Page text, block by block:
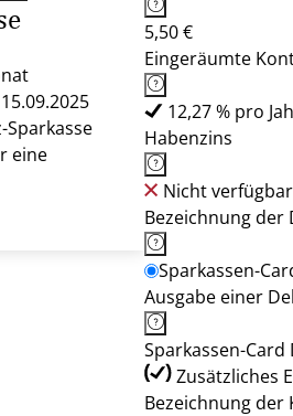
eine
5,50 €
Eingeräumte
12,27 % pro
Habenzins
Nicht verfügbar
Bezeichnung der
Sparkassen-
Ausgabe einer
Sparkassen-
Zusätzliches
Bezeichnung der